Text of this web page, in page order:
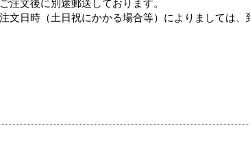
注文後に別途郵送しております。
文日時（土日祝にかかる場合等）によりましては、